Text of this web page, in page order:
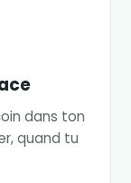
dans ton
quand tu